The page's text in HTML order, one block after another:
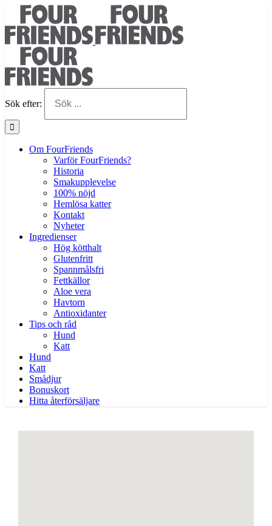
Sök efter:
Om FourFriends
Varför FourFriends?
Historia
Smakupplevelse
100% nöjd
Hemlösa katter
Kontakt
Nyheter
Ingredienser
Hög kötthalt
Glutenfritt
Spannmålsfri
Fettkällor
Aloe vera
Havtorn
Antioxidanter
Tips och råd
Hund
Katt
Hund
Katt
Smådjur
Bonuskort
Hitta återförsäljare